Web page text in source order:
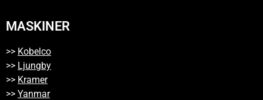
MASKINER
>> Kobelco
>> Ljungby
>> Kramer
>> Yanmar